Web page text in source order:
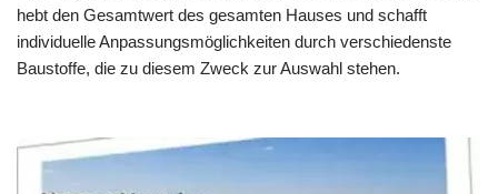
hebt den Gesamtwert des gesamten Hauses und schafft
individuelle Anpassungsmöglichkeiten durch verschiedenste
Baustoffe, die zu diesem Zweck zur Auswahl stehen.